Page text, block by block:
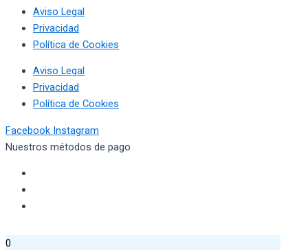
Aviso Legal
Privacidad
Política de Cookies
Aviso Legal
Privacidad
Política de Cookies
Facebook Instagram
Nuestros métodos de pago
0